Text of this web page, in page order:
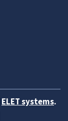
ELET systems.